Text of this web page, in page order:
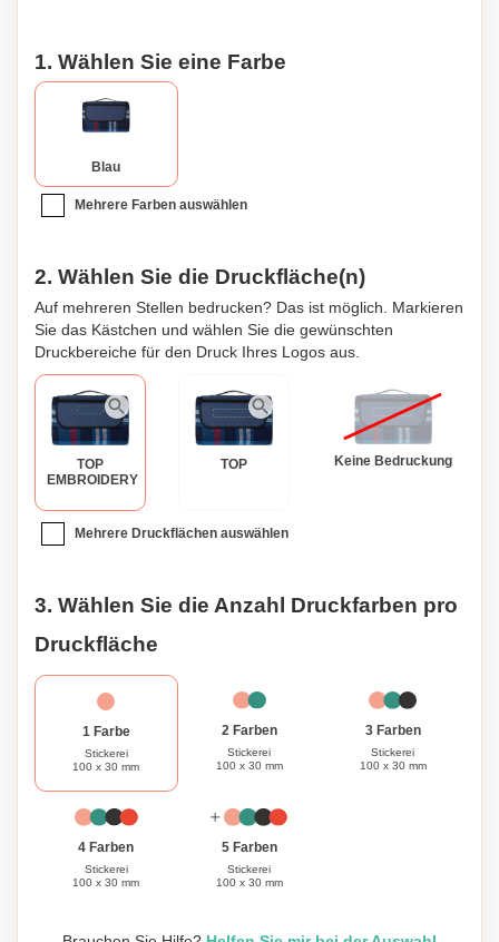
1. Wählen Sie eine Farbe
Blau
Mehrere Farben auswählen
2. Wählen Sie die Druckfläche(n)
Auf mehreren Stellen bedrucken? Das ist möglich. Markieren
Sie das Kästchen und wählen Sie die gewünschten
Druckbereiche für den Druck Ihres Logos aus.
TOP
EMBROIDERY
TOP Keine Bedruckung
Mehrere Druckflächen auswählen
3. Wählen Sie die Anzahl Druckfarben pro
Druckfläche
1 Farbe
Stickerei
100 x 30 mm
2 Farben
Stickerei
100 x 30 mm
3 Farben
Stickerei
100 x 30 mm
4 Farben
Stickerei
100 x 30 mm
5 Farben
Stickerei
100 x 30 mm